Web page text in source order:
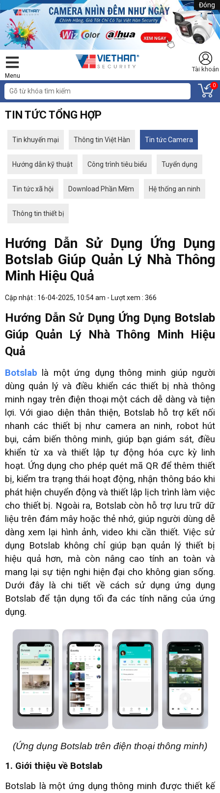
Đóng
Menu
Tài khoản
0
TIN TỨC TỔNG HỢP
Tin khuyến mại Thông tin Việt Hàn Tin tức Camera
Hướng dẫn kỹ thuật Công trình tiêu biểu Tuyển dụng
Tin tức xã hội Download Phần Mềm Hệ thống an ninh
Thông tin thiết bị
Hướng Dẫn Sử Dụng Ứng Dụng
Botslab Giúp Quản Lý Nhà Thông
Minh Hiệu Quả
Cập nhật : 16-04-2025, 10:54 am - Lượt xem : 366
Hướng Dẫn Sử Dụng Ứng Dụng Botslab
Giúp Quản Lý Nhà Thông Minh Hiệu
Quả
Botslab
là một ứng dụng thông minh giúp người
dùng quản lý và điều khiển các thiết bị nhà thông
minh ngay trên điện thoại một cách dễ dàng và tiện
lợi. Với giao diện thân thiện, Botslab hỗ trợ kết nối
nhanh các thiết bị như camera an ninh, robot hút
bụi, cảm biến thông minh, giúp bạn giám sát, điều
khiển từ xa và thiết lập tự động hóa cực kỳ linh
hoạt. Ứng dụng cho phép quét mã QR để thêm thiết
bị, kiểm tra trạng thái hoạt động, nhận thông báo khi
phát hiện chuyển động và thiết lập lịch trình làm việc
cho thiết bị. Ngoài ra, Botslab còn hỗ trợ lưu trữ dữ
liệu trên đám mây hoặc thẻ nhớ, giúp người dùng dễ
dàng xem lại hình ảnh, video khi cần thiết. Việc sử
dụng Botslab không chỉ giúp bạn quản lý thiết bị
hiệu quả hơn, mà còn nâng cao tính an toàn và
mang lại sự tiện nghi hiện đại cho không gian sống.
Dưới đây là chi tiết về cách sử dụng ứng dụng
Botslab để tận dụng tối đa các tính năng của ứng
dụng.
(Ứng dụng Botslab trên điện thoại thông minh)
1. Giới thiệu về Botslab
Botslab là một ứng dụng thông minh được thiết kế